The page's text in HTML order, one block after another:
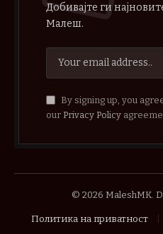
Добивајте ги
Малеш.
By signing up, you
our Privacy Policy
© 2026 MaleshMK.
Политика на приватност